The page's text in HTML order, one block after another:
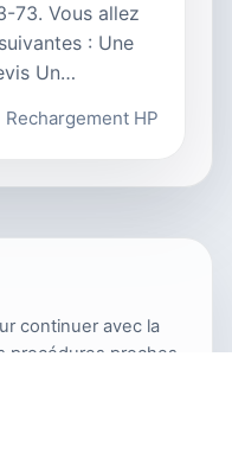
73. Vous allez
: Une
Un…
Rechargement HP
continuer avec la
procédures proches